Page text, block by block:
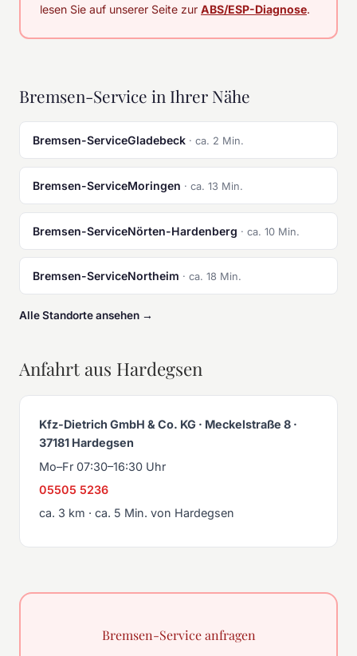
lesen Sie auf unserer Seite zur ABS/ESP-Diagnose.
Bremsen-Service in Ihrer Nähe
Bremsen-ServiceGladebeck · ca. 2 Min.
Bremsen-ServiceMoringen · ca. 13 Min.
Bremsen-ServiceNörten-Hardenberg · ca. 10 Min.
Bremsen-ServiceNortheim · ca. 18 Min.
Alle Standorte ansehen →
Anfahrt aus Hardegsen
Kfz-Dietrich GmbH & Co. KG · Meckelstraße 8 ·
37181 Hardegsen
Mo–Fr 07:30–16:30 Uhr
05505 5236
ca. 3 km · ca. 5 Min. von Hardegsen
Bremsen-Service anfragen